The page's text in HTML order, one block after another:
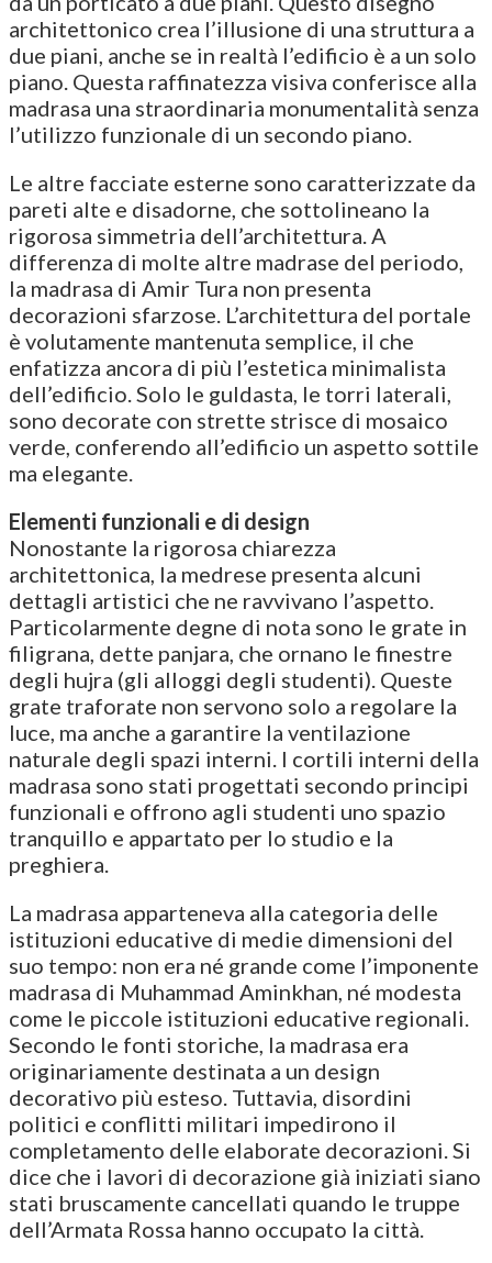
architettonico crea l’illusione di una struttura a
due piani, anche se in realtà l’edificio è a un solo
piano. Questa raffinatezza visiva conferisce alla
madrasa una straordinaria monumentalità senza
l’utilizzo funzionale di un secondo piano.
Le altre facciate esterne sono caratterizzate da
pareti alte e disadorne, che sottolineano la
rigorosa simmetria dell’architettura. A
differenza di molte altre madrase del periodo,
la madrasa di Amir Tura non presenta
decorazioni sfarzose. L’architettura del portale
è volutamente mantenuta semplice, il che
enfatizza ancora di più l’estetica minimalista
dell’edificio. Solo le guldasta, le torri laterali,
sono decorate con strette strisce di mosaico
verde, conferendo all’edificio un aspetto sottile
ma elegante.
Elementi funzionali e di design
Nonostante la rigorosa chiarezza
architettonica, la medrese presenta alcuni
dettagli artistici che ne ravvivano l’aspetto.
Particolarmente degne di nota sono le grate in
filigrana, dette panjara, che ornano le finestre
degli hujra (gli alloggi degli studenti). Queste
grate traforate non servono solo a regolare la
luce, ma anche a garantire la ventilazione
naturale degli spazi interni. I cortili interni della
madrasa sono stati progettati secondo principi
funzionali e offrono agli studenti uno spazio
tranquillo e appartato per lo studio e la
preghiera.
La madrasa apparteneva alla categoria delle
istituzioni educative di medie dimensioni del
suo tempo: non era né grande come l’imponente
madrasa di Muhammad Aminkhan, né modesta
come le piccole istituzioni educative regionali.
Secondo le fonti storiche, la madrasa era
originariamente destinata a un design
decorativo più esteso. Tuttavia, disordini
politici e conflitti militari impedirono il
completamento delle elaborate decorazioni. Si
dice che i lavori di decorazione già iniziati siano
stati bruscamente cancellati quando le truppe
dell’Armata Rossa hanno occupato la città.